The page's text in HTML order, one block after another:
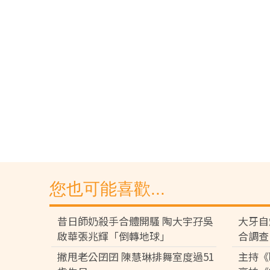
您也可能喜歡...
昔日師奶殺手合體開騷 陶大宇孖吳
啟華張兆輝「倒轉地球」
大牙
合調查
撇甩老公囝囝 陳慧琳排舞室度過51
主持